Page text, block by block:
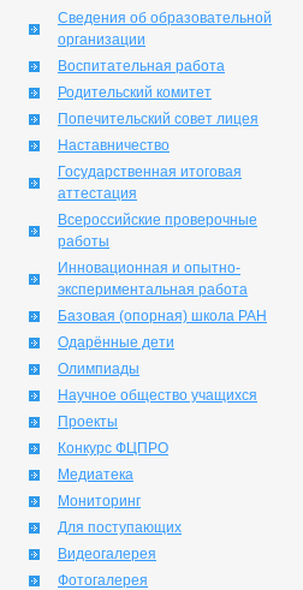
Сведения об образовательной
организации
Воспитательная работа
Родительский комитет
Попечительский совет лицея
Наставничество
Государственная итоговая
аттестация
Всероссийские проверочные
работы
Инновационная и опытно-
экспериментальная работа
Базовая (опорная) школа РАН
Одарённые дети
Олимпиады
Научное общество учащихся
Проекты
Конкурс ФЦПРО
Медиатека
Мониторинг
Для поступающих
Видеогалерея
Фотогалерея